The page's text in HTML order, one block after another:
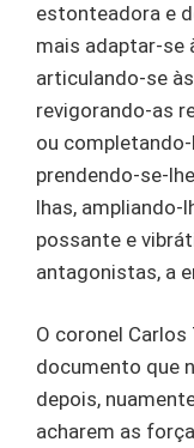
estonteadora e
mais adaptar-se
articulando-se
revigorando-as
ou
prendendo-se-
lhas, ampliando-
possante e
antagonistas, a
O coronel
documento que
depois,
acharem as